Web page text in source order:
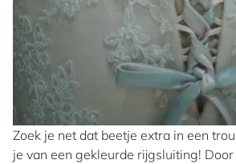
Zoek je net dat beetje extra in een
je van een gekleurde rijgsluiting!